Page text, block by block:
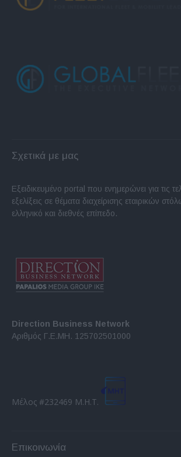
Σχετικά με μας
Εξειδικευμένο portal που ενημερώνει για τις
εξελίξεις σε θέματα διαχείρισης εταιρικών
ελληνικό και διεθνές επίπεδο.
Direction Business Network
Αριθμός Γ.Ε.ΜΗ. 125702501000
Μέλος #232469 Μ.Η.Τ.
Επικοινωνία